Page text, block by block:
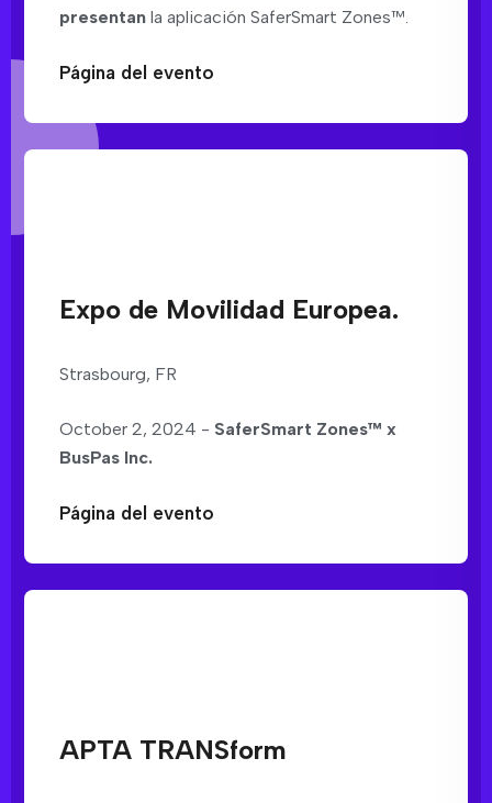
presentan la aplicación SaferSmart Zones™.
Página del evento
Expo de Movilidad Europea.
Strasbourg, FR
October 2, 2024 - SaferSmart Zones™ x
BusPas Inc.
Página del evento
APTA TRANSform